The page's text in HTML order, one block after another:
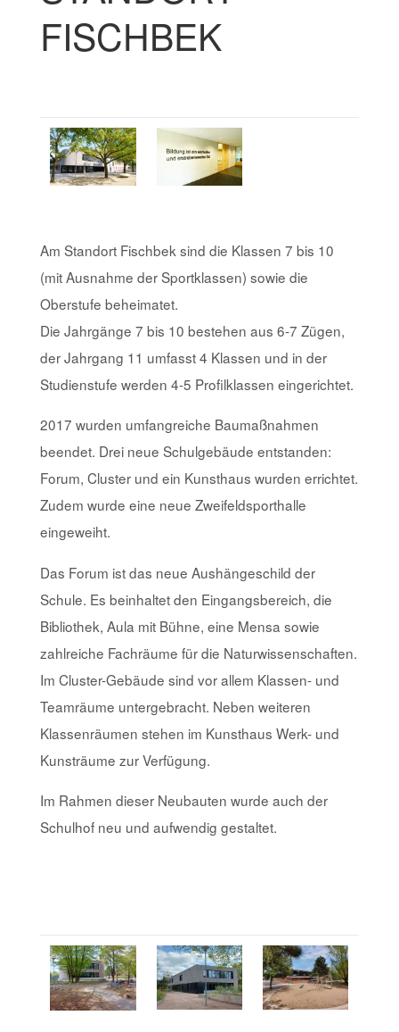
FISCHBEK
Am Standort Fischbek sind die Klassen 7 bis 10
(mit Ausnahme der Sportklassen) sowie die
Oberstufe beheimatet.
Die Jahrgänge 7 bis 10 bestehen aus 6-7 Zügen,
der Jahrgang 11 umfasst 4 Klassen und in der
Studienstufe werden 4-5 Profilklassen eingerichtet.
2017 wurden umfangreiche Baumaßnahmen
beendet. Drei neue Schulgebäude entstanden:
Forum, Cluster und ein Kunsthaus wurden errichtet.
Zudem wurde eine neue Zweifeldsporthalle
eingeweiht.
Das Forum ist das neue Aushängeschild der
Schule. Es beinhaltet den Eingangsbereich, die
Bibliothek, Aula mit Bühne, eine Mensa sowie
zahlreiche Fachräume für die Naturwissenschaften.
Im Cluster-Gebäude sind vor allem Klassen- und
Teamräume untergebracht. Neben weiteren
Klassenräumen stehen im Kunsthaus Werk- und
Kunsträume zur Verfügung.
Im Rahmen dieser Neubauten wurde auch der
Schulhof neu und aufwendig gestaltet.